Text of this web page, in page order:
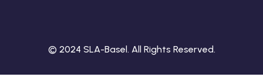
© 2024 SLA-Basel. All Rights Reserved.​